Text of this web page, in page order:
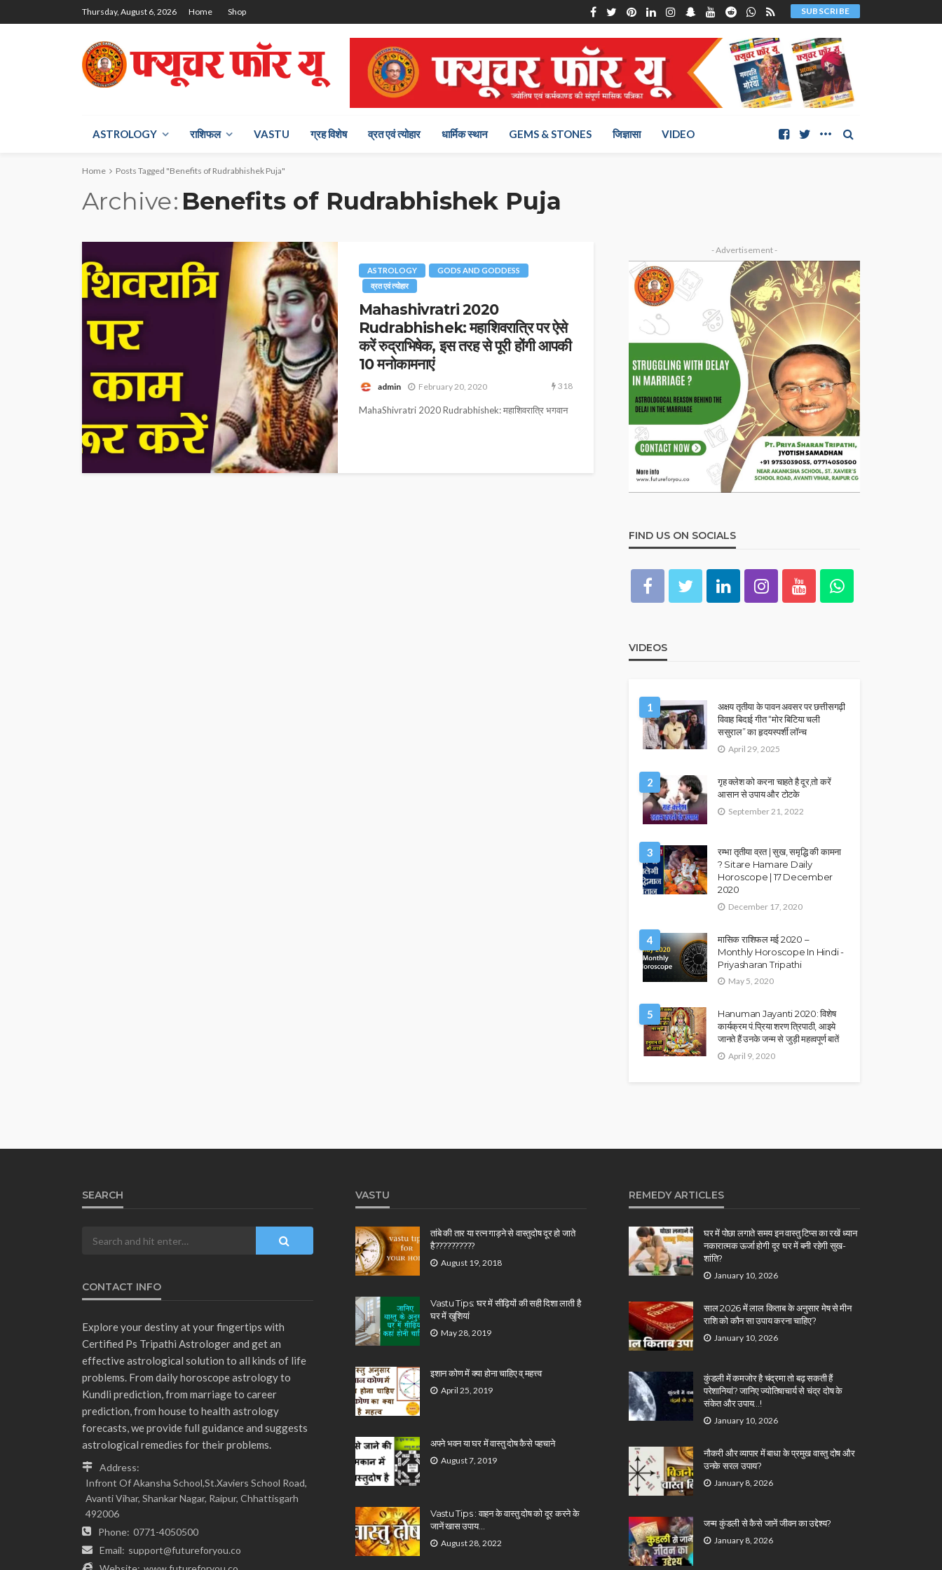
Thursday, August 6, 2026 Home Shop SUBSCRIBE
ASTROLOGY राश‍िफल VASTU ग्रह विशेष व्रत एवं त्योहार धार्मिक स्थान GEMS & STONES जिज्ञासा VIDEO
Home Posts Tagged "Benefits of Rudrabhishek Puja"
Archive Benefits of Rudrabhishek Puja
ASTROLOGY
GODS AND GODDESS
व्रत एवं त्योहार
Mahashivratri 2020
Rudrabhishek: महाशिवरात्रि पर ऐसे
करें रुद्राभिषेक, इस तरह से पूरी होंगी आपकी
10 मनोकामनाएं
admin February 20, 2020 318
MahaShivratri 2020 Rudrabhishek: महा​शिवरात्रि भगवान
- Advertisement -
FIND US ON SOCIALS
VIDEOS
1
अक्षय तृतीया के पावन अवसर पर छत्तीसगढ़ी
विवाह बिदाई गीत “मोर बिटिया चली
ससुराल” का हृदयस्पर्शी लॉन्च
April 29, 2025
2
गृह क्लेश को करना चाहते है दूर,तो करें
आसान से उपाय और टोटके
September 21, 2022
3
रम्भा तृतीया व्रत | सुख, समृद्धि की कामना
? Sitare Hamare Daily
Horoscope | 17 December
2020
December 17, 2020
4
मासिक राशिफल मई 2020 –
Monthly Horoscope In Hindi -
Priyasharan Tripathi
May 5, 2020
5
Hanuman Jayanti 2020: विशेष
कार्यक्रम पं.प्रिया शरण त्रिपाठी, आइये
जानते हैं उनके जन्म से जुड़ी महत्वपूर्ण बातें
April 9, 2020
SEARCH
CONTACT INFO
Explore your destiny at your fingertips with
Certified Ps Tripathi Astrologer and get an
effective astrological solution to all kinds of life
problems. From daily horoscope astrology to
Kundli prediction, from marriage to career
prediction, from house to health astrology
forecasts, we provide full guidance and suggests
astrological remedies for their problems.
Address:
Infront Of Akansha School,St.Xaviers School Road,
Avanti Vihar, Shankar Nagar, Raipur, Chhattisgarh
492006
Phone: 0771-4050500
Email: support@futureforyou.co
VASTU
तांबे की तार या रत्न गाड़ने से वास्तुदोष दूर हो जाते
है??????????
August 19, 2018
Vastu Tips: घर में सीढ़ियों की सही दिशा लाती है
घर में खुशियां
May 28, 2019
इशान कोण में क्या होना चाहिए व् महत्त्व
April 25, 2019
अपने भवन या घर में वास्तु दोष कैसे पहचाने
August 7, 2019
Vastu Tips : वाहन के वास्तु दोष को दूर करने के
जानें खास उपाय…
August 28, 2022
REMEDY ARTICLES
घर में पोछा लगाते समय इन वास्तु टिप्स का रखें ध्यान
नकारात्मक ऊर्जा होगी दूर घर में बनी रहेगी सुख-
शांति?
January 10, 2026
साल 2026 में लाल किताब के अनुसार मेष से मीन
राशि को कौन सा उपाय करना चाहिए?
January 10, 2026
कुंडली में कमजोर है चंद्रमा तो बढ़ सकती हैं
परेशानियां? जानिए ज्योतिषाचार्य से चंद्र दोष के
संकेत और उपाय…!
January 10, 2026
नौकरी और व्यापार में बाधा के प्रमुख वास्तु दोष और
उनके सरल उपाय?
January 8, 2026
जन्म कुंडली से कैसे जानें जीवन का उद्देश्य?
January 8, 2026